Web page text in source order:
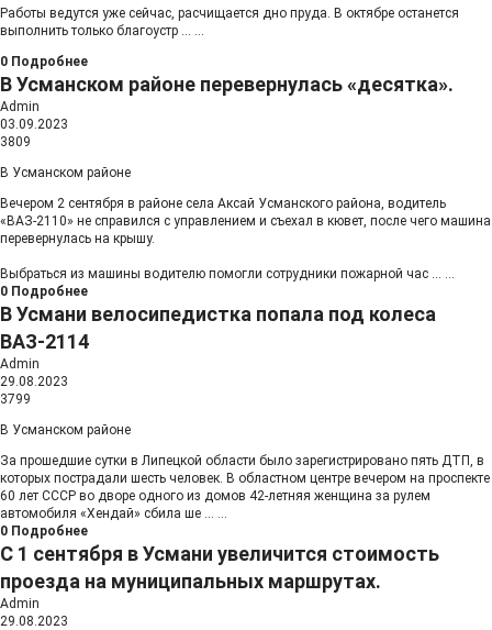
Работы ведутся уже сейчас, расчищается дно пруда. В октябре останется
выполнить только благоустр ... ...
0 Подробнее
В Усманском районе перевернулась «десятка».
Admin
03.09.2023
3809
В Усманском районе
Вечером 2 сентября в районе села Аксай Усманского района, водитель
«ВАЗ-2110» не справился с управлением и съехал в кювет, после чего машина
перевернулась на крышу.
Выбраться из машины водителю помогли сотрудники пожарной час ... ...
0 Подробнее
В Усмани велосипедистка попала под колеса
ВАЗ-2114
Admin
29.08.2023
3799
В Усманском районе
За прошедшие сутки в Липецкой области было зарегистрировано пять ДТП, в
которых пострадали шесть человек. В областном центре вечером на проспекте
60 лет СССР во дворе одного из домов 42-летняя женщина за рулем
автомобиля «Хендай» сбила ше ... ...
0 Подробнее
С 1 сентября в Усмани увеличится стоимость
проезда на муниципальных маршрутах.
Admin
29.08.2023